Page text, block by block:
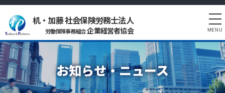
MENU
机・加藤 社会保険労務士法人
労働保険事務組合企業経営者協会
お知らせ・ニュース